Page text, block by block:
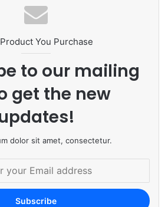
You Purchase
to our mailing
get the new
dolor sit amet, consectetur.